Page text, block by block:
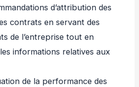
d’attribution des
contrats en servant des
de l’entreprise tout en
informations relatives aux
de la performance des